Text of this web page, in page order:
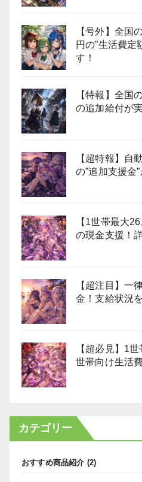
【号外】全国
円の”生活費定
す！
【特報】全国
の追加給付が
【超特報】自
の”追加支援金
【1世帯最大
の現金支援！
【超注目】一
金！支給状況
【超必見】1
世帯向け生活
カテゴリー
おすすめ商品紹介 (2)